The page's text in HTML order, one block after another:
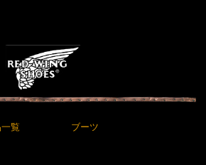
覧 ブーツ